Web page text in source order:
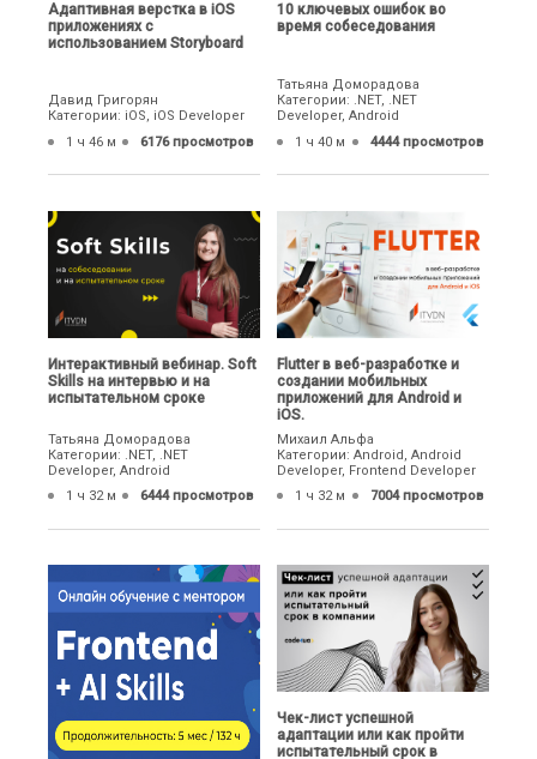
Адаптивная верстка в iOS
приложениях с
использованием Storyboard
Давид Григорян
Категории: iOS, iOS Developer
1 ч 46 м
6176 просмотров
10 ключевых ошибок во
время собеседования
Татьяна Доморадова
Категории: .NET, .NET
Developer, Android
1 ч 40 м
4444 просмотров
Интерактивный вебинар. Soft
Skills на интервью и на
испытательном сроке
Татьяна Доморадова
Категории: .NET, .NET
Developer, Android
1 ч 32 м
6444 просмотров
Flutter в веб-разработке и
создании мобильных
приложений для Android и
iOS.
Михаил Альфа
Категории: Android, Android
Developer, Frontend Developer
1 ч 32 м
7004 просмотров
Чек-лист успешной
адаптации или как пройти
испытательный срок в